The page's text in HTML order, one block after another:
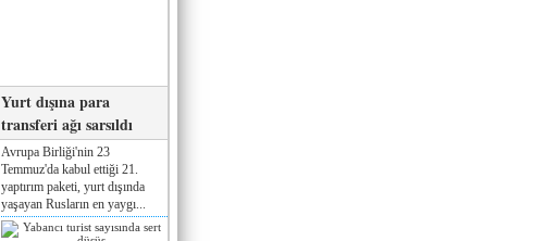
Yurt dışına para
transferi ağı sarsıldı
Avrupa Birliği'nin 23
Temmuz'da kabul ettiği 21.
yaptırım paketi, yurt dışında
yaşayan Rusların en yaygı...